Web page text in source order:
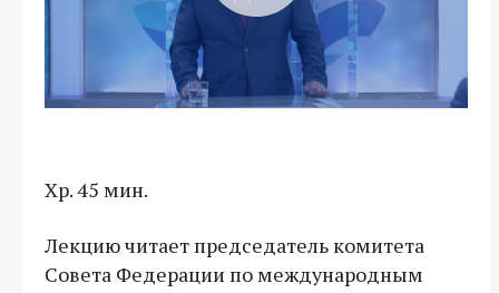
Хр. 45 мин.
Лекцию читает председатель комитета
Совета Федерации по международным